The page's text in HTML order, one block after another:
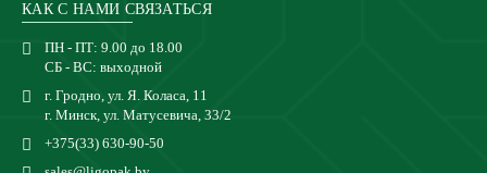
КАК С НАМИ СВЯЗАТЬСЯ
ПН - ПТ: 9.00 до 18.00
СБ - ВС: выходной
г. Гродно, ул. Я. Коласа, 11
г. Минск, ул. Матусевича, 33/2
+375(33) 630-90-50